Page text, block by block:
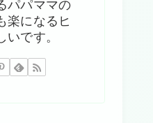
パパママの
楽になるヒ
いです。